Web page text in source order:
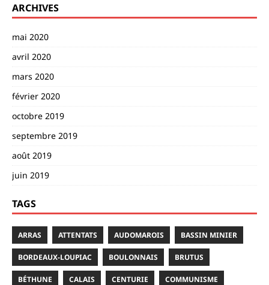
ARCHIVES
mai 2020
avril 2020
mars 2020
février 2020
octobre 2019
septembre 2019
août 2019
juin 2019
TAGS
ARRAS ATTENTATS AUDOMAROIS BASSIN MINIER
BORDEAUX-LOUPIAC BOULONNAIS BRUTUS
BÉTHUNE CALAIS CENTURIE COMMUNISME